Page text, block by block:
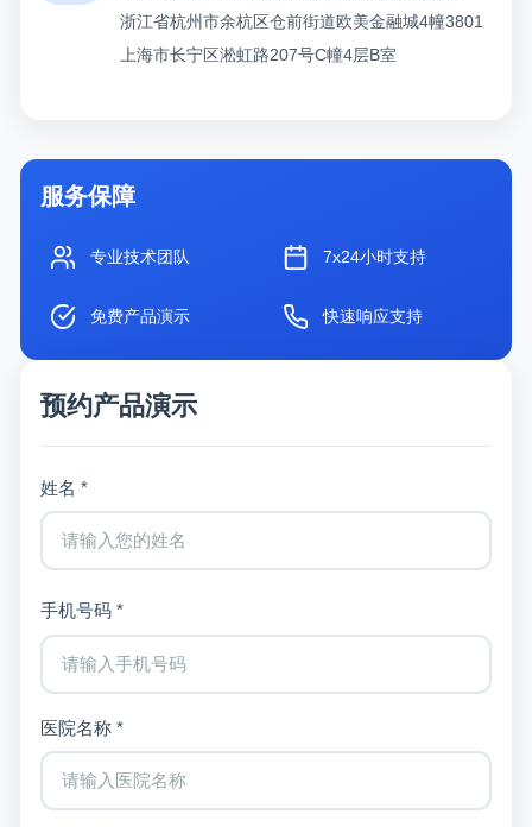
浙江省杭州市余杭区仓前街道欧美金融城4幢3801
上海市长宁区淞虹路207号C幢4层B室
服务保障
专业技术团队 7x24小时支持
免费产品演示 快速响应支持
预约产品演示
姓名 *
手机号码 *
医院名称 *